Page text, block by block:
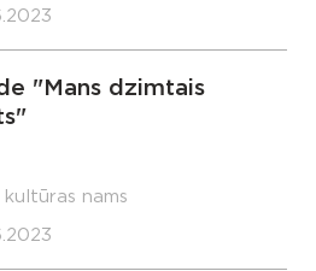
"Mans dzimtais
nams